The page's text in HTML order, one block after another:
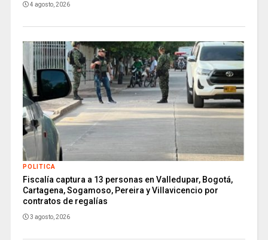
4 agosto, 2026
POLITICA
Fiscalía captura a 13 personas en Valledupar, Bogotá,
Cartagena, Sogamoso, Pereira y Villavicencio por
contratos de regalías
3 agosto, 2026